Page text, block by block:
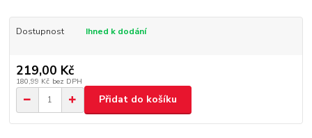
Dostupnost Ihned k dodání
219,00 Kč
180,99 Kč bez DPH
Přidat do košíku